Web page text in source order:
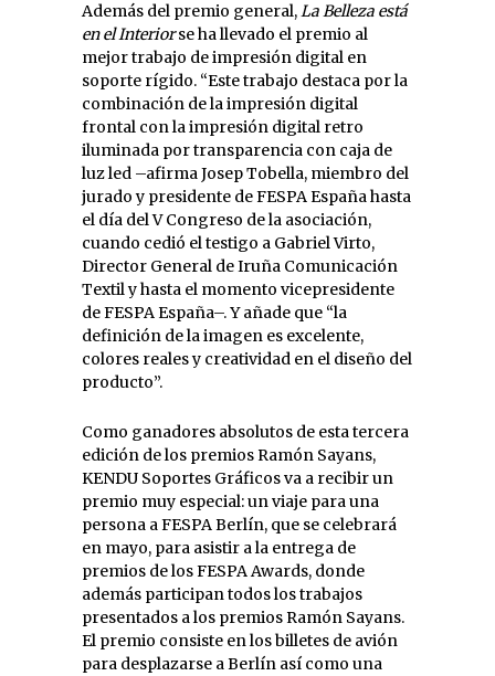
Además del premio general,La Belleza está
en el Interiorse ha llevado el premio al
mejor trabajo de impresión digital en
soporte rígido. “Este trabajo destaca por la
combinación de la impresión digital
frontal con la impresión digital retro
iluminada por transparencia con caja de
luz led –afirma Josep Tobella, miembro del
jurado y presidente de FESPA España hasta
el día del V Congreso de la asociación,
cuando cedió el testigo a Gabriel Virto,
Director General de Iruña Comunicación
Textil y hasta el momento vicepresidente
de FESPA España–. Y añade que “la
definición de la imagen es excelente,
colores reales y creatividad en el diseño del
producto”.
Como ganadores absolutos de esta tercera
edición de los premios Ramón Sayans,
KENDU Soportes Gráficos va a recibir un
premio muy especial: un viaje para una
persona a FESPA Berlín, que se celebrará
en mayo, para asistir a la entrega de
premios de los FESPA Awards, donde
además participan todos los trabajos
presentados a los premios Ramón Sayans.
El premio consiste en los billetes de avión
para desplazarse a Berlín así como una